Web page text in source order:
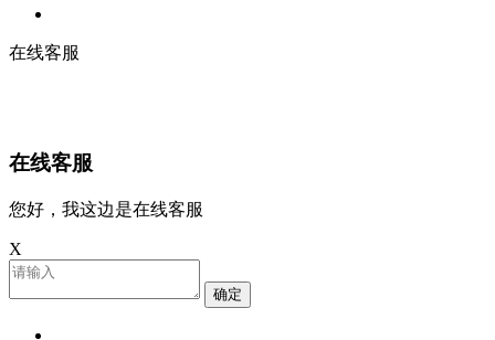
在线客服
在线客服
您好，我这边是在线客服
X
确定